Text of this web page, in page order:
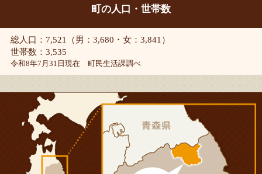
町の人口・世帯数
総人口：7,521（男：3,680・女：3,841）
世帯数：3,535
令和8年7月31日現在 町民生活課調べ